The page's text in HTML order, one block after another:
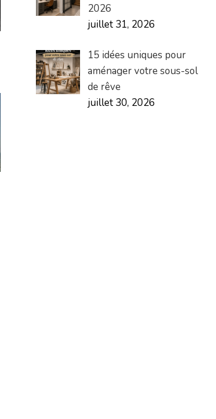
2026
juillet 31, 2026
15 idées uniques pour
aménager votre sous-sol
de rêve
juillet 30, 2026